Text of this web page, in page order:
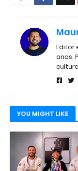
Editor
anos.
YOU MIGHT LIKE